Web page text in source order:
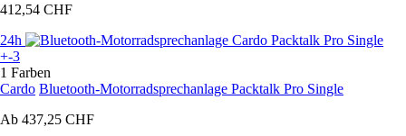
412,54 CHF
24h
+-3
1 Farben
Cardo Bluetooth-Motorradsprechanlage Packtalk Pro Single
Ab 437,25 CHF